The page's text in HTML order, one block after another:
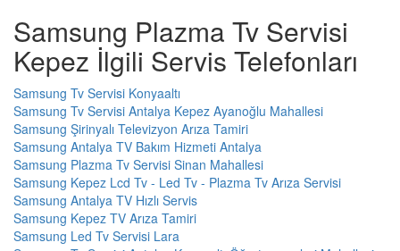
Samsung Plazma Tv Servisi
Kepez İlgili Servis Telefonları
Samsung Tv Servisi Konyaaltı
Samsung Tv Servisi Antalya Kepez Ayanoğlu Mahallesi
Samsung Şirinyalı Televizyon Arıza Tamiri
Samsung Antalya TV Bakım Hizmeti Antalya
Samsung Plazma Tv Servisi Sinan Mahallesi
Samsung Kepez Lcd Tv - Led Tv - Plazma Tv Arıza Servisi
Samsung Antalya TV Hızlı Servis
Samsung Kepez TV Arıza Tamiri
Samsung Led Tv Servisi Lara